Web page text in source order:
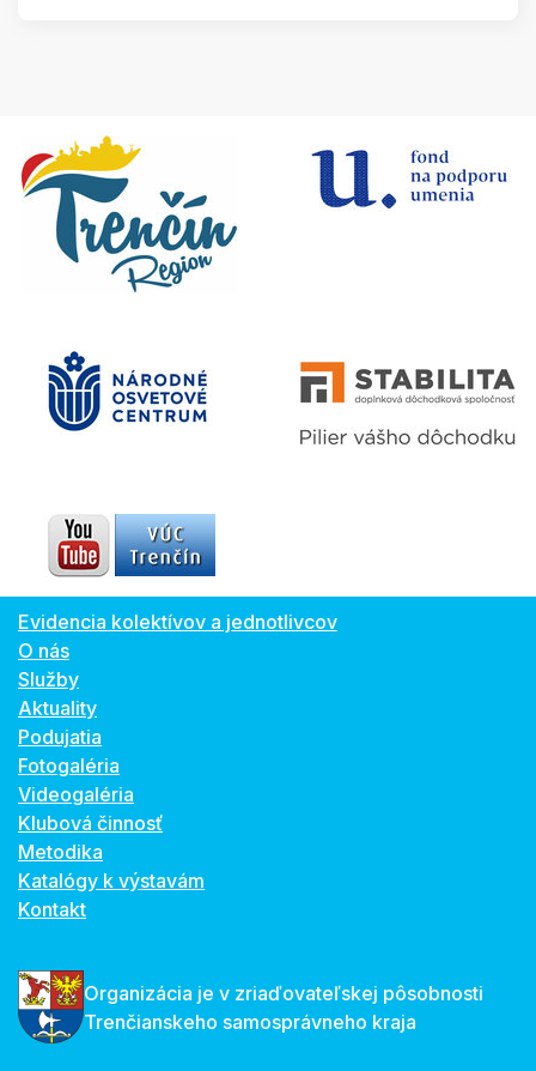
Evidencia kolektívov a jednotlivcov
O nás
Služby
Aktuality
Podujatia
Fotogaléria
Videogaléria
Klubová činnosť
Metodika
Katalógy k výstavám
Kontakt
Organizácia je v zriaďovateľskej pôsobnosti
Trenčianskeho samosprávneho kraja